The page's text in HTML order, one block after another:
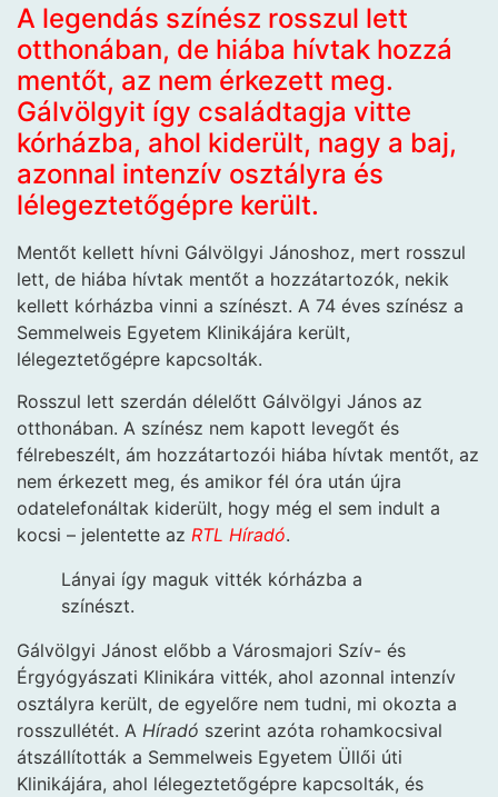
A legendás színész rosszul lett
otthonában, de hiába hívtak hozzá
mentőt, az nem érkezett meg.
Gálvölgyit így családtagja vitte
kórházba, ahol kiderült, nagy a baj,
azonnal intenzív osztályra és
lélegeztetőgépre került.
Mentőt kellett hívni Gálvölgyi Jánoshoz, mert rosszul
lett, de hiába hívtak mentőt a hozzátartozók, nekik
kellett kórházba vinni a színészt. A 74 éves színész a
Semmelweis Egyetem Klinikájára került,
lélegeztetőgépre kapcsolták.
Rosszul lett szerdán délelőtt Gálvölgyi János az
otthonában. A színész nem kapott levegőt és
félrebeszélt, ám hozzátartozói hiába hívtak mentőt, az
nem érkezett meg, és amikor fél óra után újra
odatelefonáltak kiderült, hogy még el sem indult a
kocsi – jelentette az RTL Híradó.
Lányai így maguk vitték kórházba a
színészt.
Gálvölgyi Jánost előbb a Városmajori Szív- és
Érgyógyászati Klinikára vitték, ahol azonnal intenzív
osztályra került, de egyelőre nem tudni, mi okozta a
rosszullétét. A Híradó szerint azóta rohamkocsival
átszállították a Semmelweis Egyetem Üllői úti
Klinikájára, ahol lélegeztetőgépre kapcsolták, és